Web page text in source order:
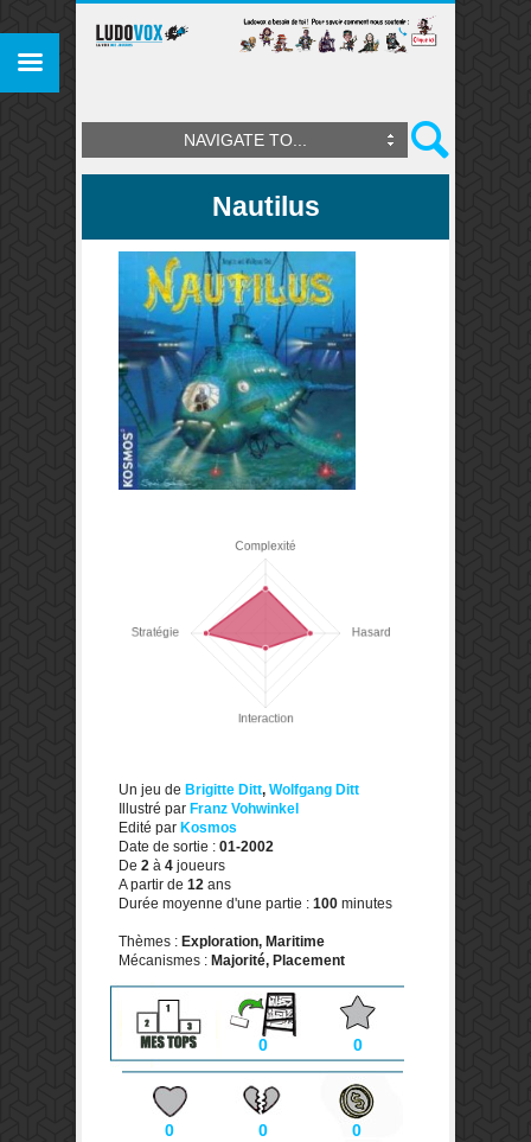
NAVIGATE TO...
Nautilus
Un jeu de Brigitte Ditt, Wolfgang Ditt
Illustré par Franz Vohwinkel
Edité par Kosmos
Date de sortie : 01-2002
De 2 à 4 joueurs
A partir de 12 ans
Durée moyenne d'une partie : 100 minutes
Thèmes : Exploration, Maritime
Mécanismes : Majorité, Placement
0 0
0 0 0